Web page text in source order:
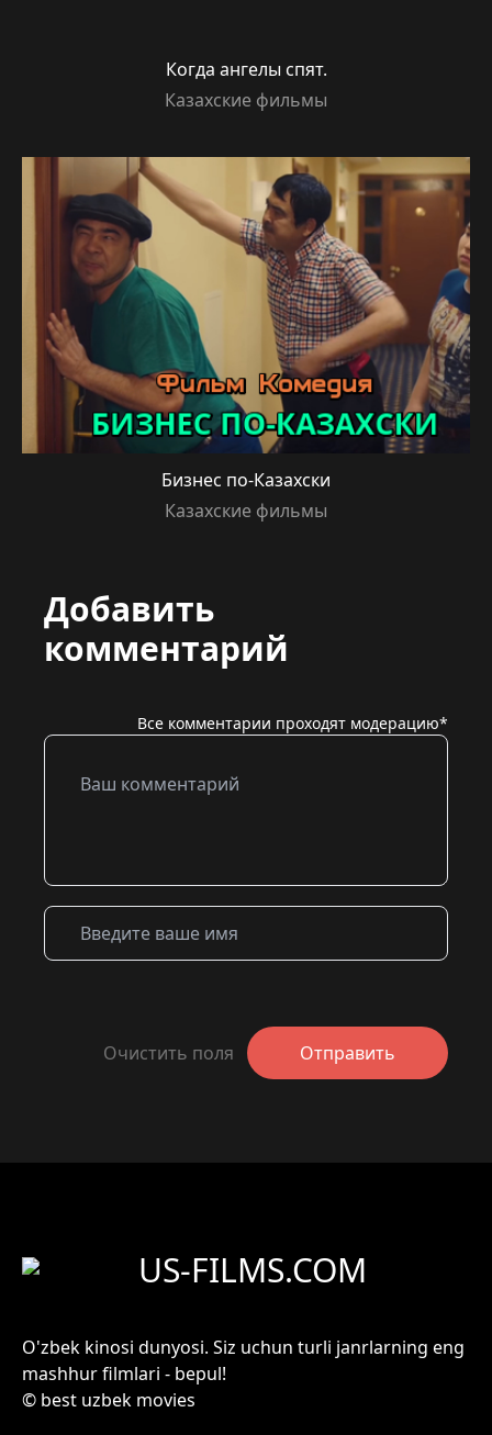
Когда ангелы спят.
Казахские фильмы
Бизнес по-Казахски
Казахские фильмы
Добавить
комментарий
Все комментарии проходят модерацию*
Очистить поля Отправить
US-FILMS.COM
O'zbek kinosi dunyosi. Siz uchun turli janrlarning eng
mashhur filmlari - bepul!
© best uzbek movies